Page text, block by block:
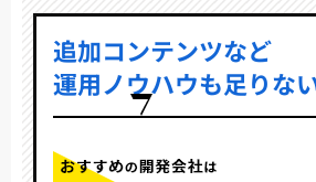
追加コンテンツなど
運用ノウハウも足りな